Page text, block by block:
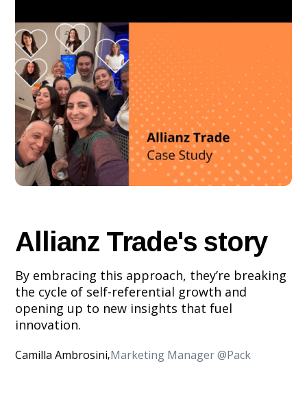
Allianz Trade's story
By embracing this approach, they’re breaking
the cycle of self-referential growth and
opening up to new insights that fuel
innovation.
Camilla Ambrosini,Marketing Manager @Pack